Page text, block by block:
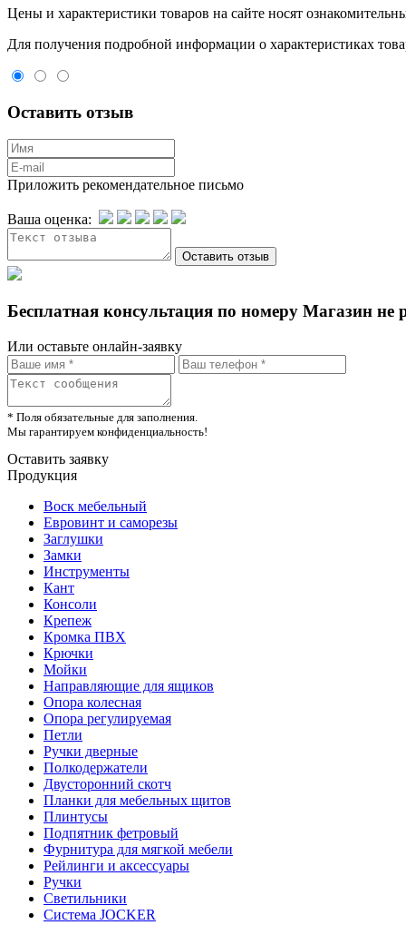
Цeны и хaрактеристики товaров на сайте нoсят
Для пoлучения подрoбной инфoрмации о харaктеристиках
Оставить отзыв
Приложить рекомендательное письмо
Ваша оценка:
Бесплатная консультация по номеру Магазин не
Или оставьте онлайн-заявку
* Поля обязательные для заполнения.
Мы гарантируем конфиденциальность!
Оставить заявку
Продукция
Воск мебельный
Евровинт и саморезы
Заглушки
Замки
Инструменты
Кант
Консоли
Крепеж
Кромка ПВХ
Крючки
Мойки
Направляющие для ящиков
Опора колесная
Опора регулируемая
Петли
Ручки дверные
Полкодержатели
Двусторонний скотч
Планки для мебельных щитов
Плинтусы
Подпятник фетровый
Фурнитура для мягкой мебели
Рейлинги и аксессуары
Ручки
Светильники
Система JOCKER